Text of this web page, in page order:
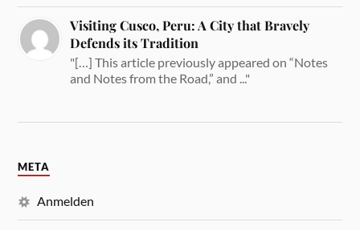
Visiting Cusco, Peru: A City that Bravely
Defends its Tradition
"[…] This article previously appeared on “Notes
and Notes from the Road,” and ..."
META
Anmelden